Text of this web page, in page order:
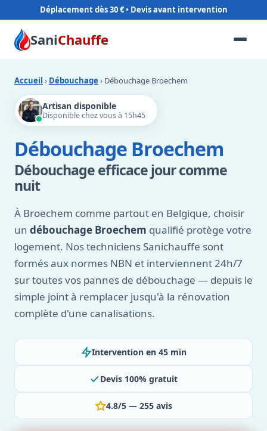
Déplacement dès 30 €
SaniChauffe
Accueil › Débouchage › Débouchage Broechem
Artisan disponible
Disponible chez vous à 15h45
Débouchage Broechem
Débouchage efficace jour comme
nuit
À Broechem comme partout en Belgique, choisir
un débouchage Broechem qualifié protège votre
logement. Nos techniciens Sanichauffe sont
formés aux normes NBN et interviennent 24h/7
sur toutes vos pannes de débouchage — depuis le
simple joint à remplacer jusqu'à la rénovation
complète d'une canalisations.
Intervention en 45 min
Devis 100% gratuit
4.8/5 — 255 avis